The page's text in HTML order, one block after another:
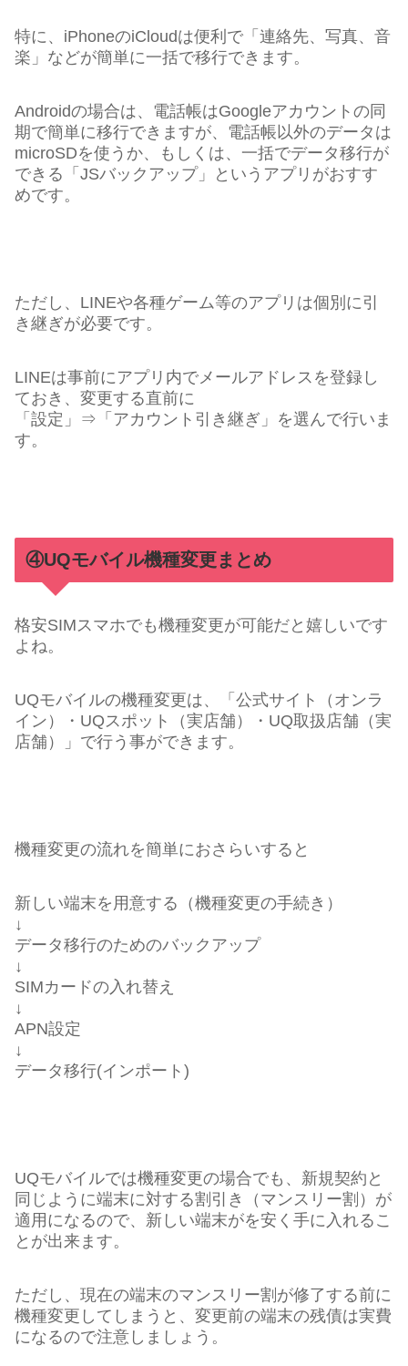
特に、iPhoneのiCloudは便利で「連絡先、写真、音
楽」などが簡単に一括で移行できます。
Androidの場合は、電話帳はGoogleアカウントの同
期で簡単に移行できますが、電話帳以外のデータは
microSDを使うか、もしくは、一括でデータ移行が
できる「JSバックアップ」というアプリがおすす
めです。
ただし、LINEや各種ゲーム等のアプリは個別に引
き継ぎが必要です。
LINEは事前にアプリ内でメールアドレスを登録し
ておき、変更する直前に
「設定」⇒「アカウント引き継ぎ」を選んで行いま
す。
④UQモバイル機種変更まとめ
格安SIMスマホでも機種変更が可能だと嬉しいです
よね。
UQモバイルの機種変更は、「公式サイト（オンラ
イン）・UQスポット（実店舗）・UQ取扱店舗（実
店舗）」で行う事ができます。
機種変更の流れを簡単におさらいすると
新しい端末を用意する（機種変更の手続き）
↓
データ移行のためのバックアップ
↓
SIMカードの入れ替え
↓
APN設定
↓
データ移行(インポート)
UQモバイルでは機種変更の場合でも、新規契約と
同じように端末に対する割引き（マンスリー割）が
適用になるので、新しい端末がを安く手に入れるこ
とが出来ます。
ただし、現在の端末のマンスリー割が修了する前に
機種変更してしまうと、変更前の端末の残債は実費
になるので注意しましょう。